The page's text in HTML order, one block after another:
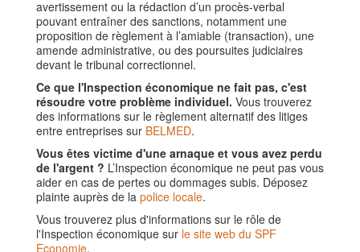
avertissement ou la rédaction d’un procès-verbal
pouvant entraîner des sanctions, notamment une
proposition de règlement à l’amiable (transaction), une
amende administrative, ou des poursuites judiciaires
devant le tribunal correctionnel.
Ce que l'Inspection économique ne fait pas, c'est
résoudre votre problème individuel. Vous trouverez
des informations sur le règlement alternatif des litiges
entre entreprises sur BELMED.
Vous êtes victime d'une arnaque et vous avez perdu
de l'argent ? L’Inspection économique ne peut pas vous
aider en cas de pertes ou dommages subis. Déposez
plainte auprès de la police locale.
Vous trouverez plus d'informations sur le rôle de
l'Inspection économique sur le site web du SPF
Economie.